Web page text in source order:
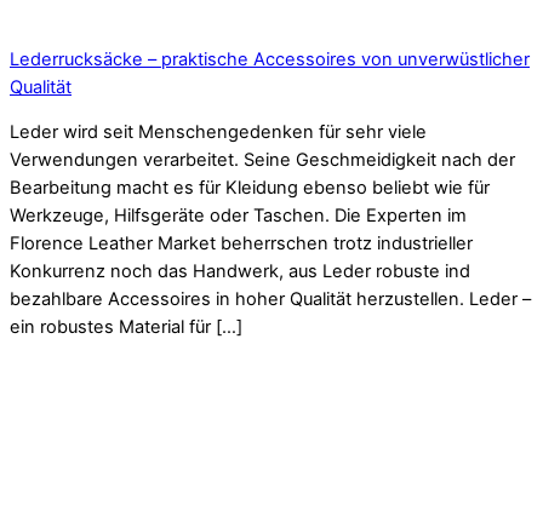
Lederrucksäcke – praktische Accessoires von unverwüstlicher
Qualität
Leder wird seit Menschengedenken für sehr viele
Verwendungen verarbeitet. Seine Geschmeidigkeit nach der
Bearbeitung macht es für Kleidung ebenso beliebt wie für
Werkzeuge, Hilfsgeräte oder Taschen. Die Experten im
Florence Leather Market beherrschen trotz industrieller
Konkurrenz noch das Handwerk, aus Leder robuste ind
bezahlbare Accessoires in hoher Qualität herzustellen. Leder –
ein robustes Material für […]